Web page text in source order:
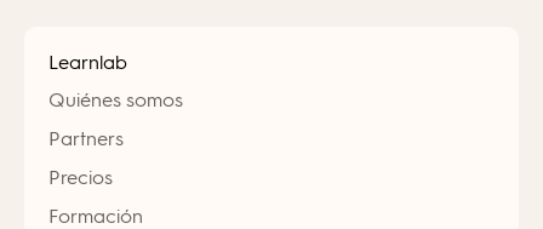
Learnlab
Quiénes somos
Partners
Precios
Formación